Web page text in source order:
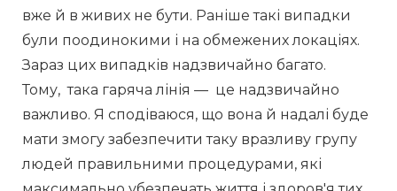
вже й в живих не бути. Раніше такі випадки
були поодинокими і на обмежених локаціях.
Зараз цих випадків надзвичайно багато.
Тому,  така гаряча лінія —  це надзвичайно
важливо. Я сподіваюся, що вона й надалі буде
мати змогу забезпечити таку вразливу групу
людей правильними процедурами, які